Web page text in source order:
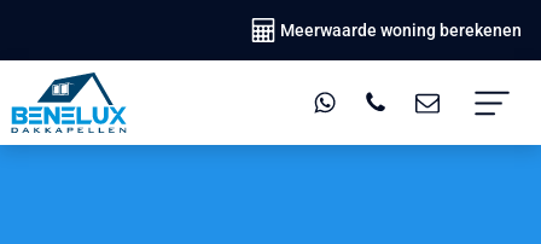
Meerwaarde woning berekenen